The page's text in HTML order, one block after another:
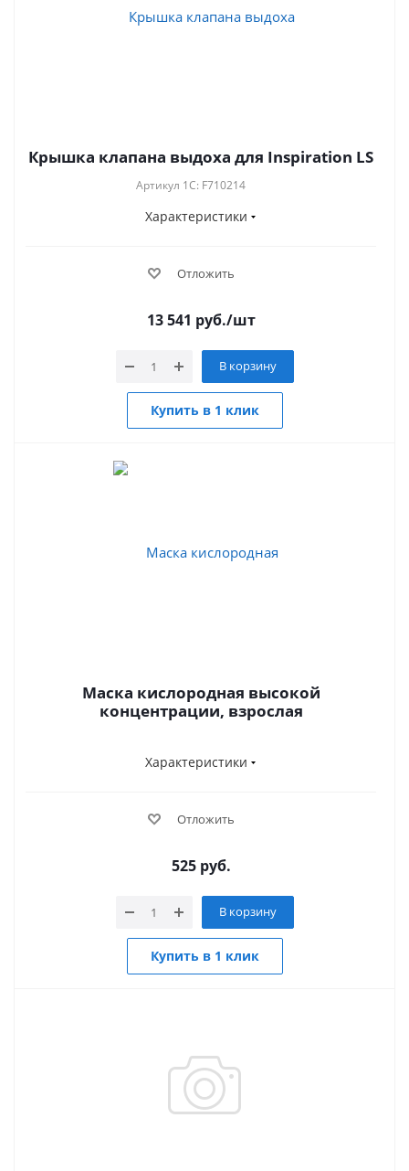
Крышка клапана выдоха для Inspiration LS
Артикул 1C: F710214
Характеристики
Отложить
13 541 руб./шт
В корзину
Купить в 1 клик
Маска кислородная высокой
концентрации, взрослая
Характеристики
Отложить
525 руб.
В корзину
Купить в 1 клик